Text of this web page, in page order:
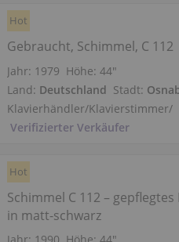
Hot
Gebraucht, Schimmel, C 112
Jahr: 1979 Höhe:44″
Land: Deutschland Stadt:
Klavierhändler/Klavierstimmer/
Verifizierter Verkäufer
Hot
Schimmel C 112 – gepflegtes
in matt-schwarz